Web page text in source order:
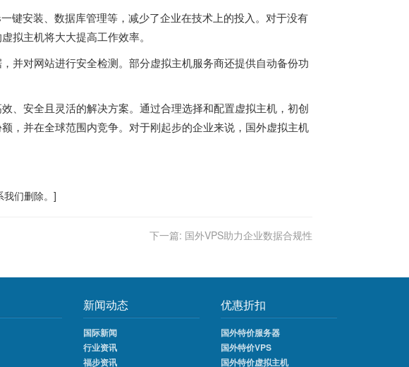
键安装、数据库管理等，减少了企业在技术上的投入。对于没有
拟主机将大大提高工作效率。
并对网站进行安全检测。部分虚拟主机服务商还提供自动备份功
、安全且灵活的解决方案。通过合理选择和配置虚拟主机，初创
，并在全球范围内竞争。对于刚起步的企业来说，国外虚拟主机
我们删除。]
下一篇: 国外VPS助力企业数据合规性
新闻动态
国际新闻
行业资讯
福步资讯
优惠折扣
国外特价服务器
国外特价VPS
国外特价虚拟主机